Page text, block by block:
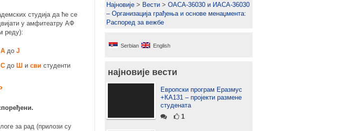
студија да ће се
у амфитеатру АФ
реду):
А до Ј
С до Ш и сви студенти
за рад (прилози су
Најновије > Вести > ОАСА-36030 и ИАСА-36030
– Организација грађења и основе менаџмента:
Распоред за вежбе
Serbian English
најновије вести
Европски програм Еразмус
+КА131 – пројекти размене
студената
1